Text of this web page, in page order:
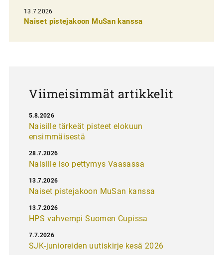
e
13.7.2026
Naiset pistejakoon MuSan kanssa
Viimeisimmät artikkelit
Naisille tärkeät pisteet elokuun
ensimmäisestä
5.8.2026
Naisille iso pettymys Vaasassa
28.7.2026
Naiset pistejakoon MuSan kanssa
13.7.2026
HPS vahvempi Suomen Cupissa
13.7.2026
SJK-junioreiden uutiskirje kesä 2026
7.7.2026